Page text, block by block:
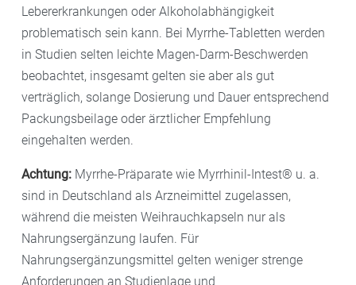
Lebererkrankungen oder Alkoholabhängigkeit
problematisch sein kann. Bei Myrrhe-Tabletten werden
in Studien selten leichte Magen-Darm-Beschwerden
beobachtet, insgesamt gelten sie aber als gut
verträglich, solange Dosierung und Dauer entsprechend
Packungsbeilage oder ärztlicher Empfehlung
eingehalten werden.
Achtung: Myrrhe-Präparate wie Myrrhinil-Intest® u. a.
sind in Deutschland als Arzneimittel zugelassen,
während die meisten Weihrauchkapseln nur als
Nahrungsergänzung laufen. Für
Nahrungsergänzungsmittel gelten weniger strenge
Anforderungen an Studienlage und